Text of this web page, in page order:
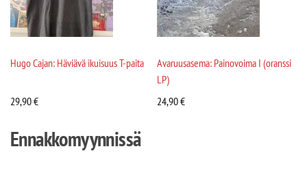
Hugo Cajan: Häviävä ikuisuus T-paita
29,90€
Avaruusasema: Painovoima I (oranssi
LP)
24,90€
Ennakkomyynnissä